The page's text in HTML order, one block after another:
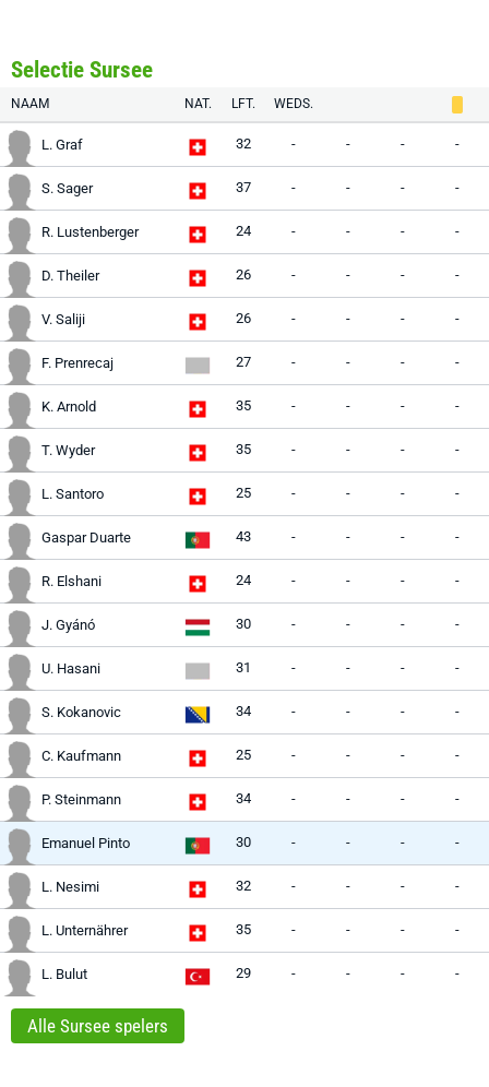
Selectie Sursee
NAAM NAT. LFT. WEDS.
L. Graf 32 - - - -
S. Sager 37 - - - -
R. Lustenberger 24 - - - -
D. Theiler 26 - - - -
V. Saliji 26 - - - -
F. Prenrecaj 27 - - - -
K. Arnold 35 - - - -
T. Wyder 35 - - - -
L. Santoro 25 - - - -
Gaspar Duarte 43 - - - -
R. Elshani 24 - - - -
J. Gyánó 30 - - - -
U. Hasani 31 - - - -
S. Kokanovic 34 - - - -
C. Kaufmann 25 - - - -
P. Steinmann 34 - - - -
Emanuel Pinto 30 - - - -
L. Nesimi 32 - - - -
L. Unternährer 35 - - - -
L. Bulut 29 - - - -
Alle Sursee spelers